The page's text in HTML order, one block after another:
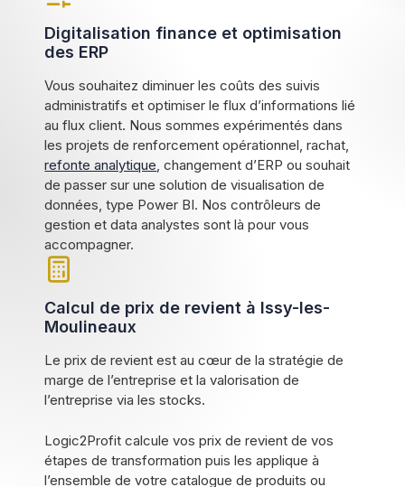
Digitalisation finance et optimisation
des ERP
Vous souhaitez diminuer les coûts des suivis
administratifs et optimiser le flux d’informations lié
au flux client. Nous sommes expérimentés dans
les projets de renforcement opérationnel, rachat,
refonte analytique, changement d’ERP ou souhait
de passer sur une solution de visualisation de
données, type Power BI. Nos contrôleurs de
gestion et data analystes sont là pour vous
accompagner.
Calcul de prix de revient à Issy-les-
Moulineaux
Le prix de revient est au cœur de la stratégie de
marge de l’entreprise et la valorisation de
l’entreprise via les stocks.
Logic2Profit calcule vos prix de revient de vos
étapes de transformation puis les applique à
l’ensemble de votre catalogue de produits ou